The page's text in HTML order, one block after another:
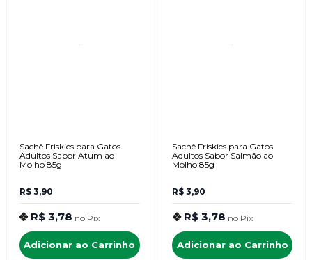
Sachê Friskies para Gatos
Adultos Sabor Atum ao
Molho 85g
R$ 3,90
R$ 3,78 no Pix
Adicionar ao Carrinho
Sachê Friskies para Gatos
Adultos Sabor Salmão ao
Molho 85g
R$ 3,90
R$ 3,78 no Pix
Adicionar ao Carrinho